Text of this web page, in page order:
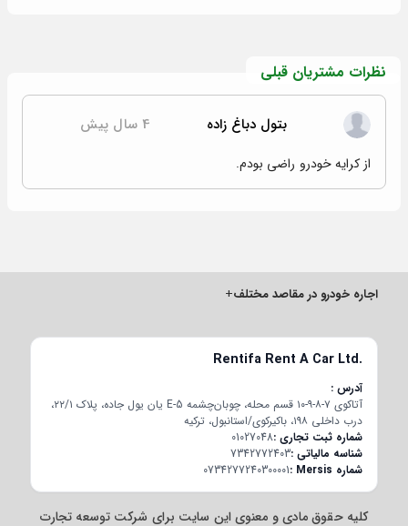
نظرات مشتریان قبلی
بتول دباغ زاده 4 سال پیش
از کرایه خودرو راضی بودم.
اجاره خودرو در مقاصد مختلف+
Rentifa Rent A Car Ltd.
آدرس
آتاکوی ۷-۸-۹-۱۰ قسم محله، چوبان‌چشمه E-5 یان یول جاده، پلاک ۲۲/۱،
درب داخلی ۱۹۸، باکیرکوی/استانبول، ترکیه
شماره ثبت تجاری01027048
شناسه مالیاتی7342772403
شماره Mersis
0734277240300001
کلیه حقوق مادی و معنوی این سایت برای شرکت توسعه تجارت